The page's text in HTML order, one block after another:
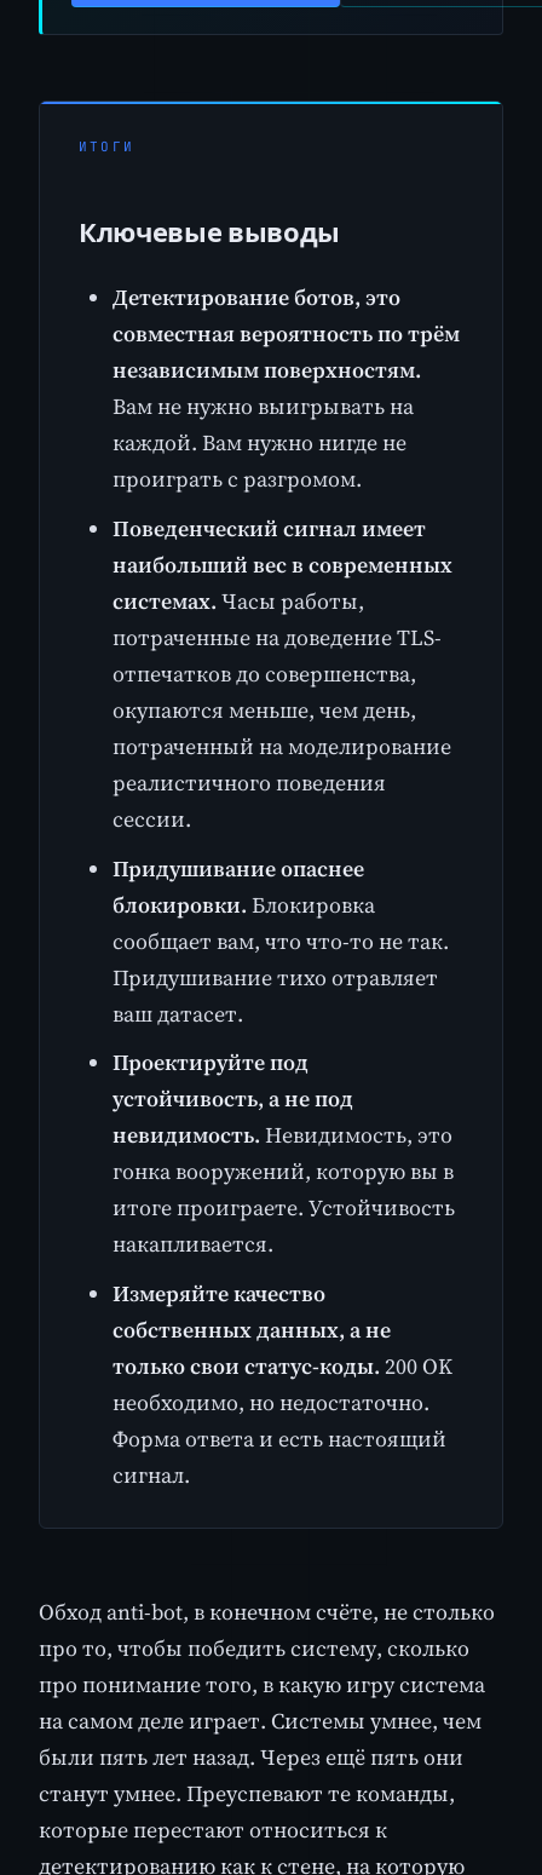
ИТОГИ
Ключевые выводы
Детектирование ботов, это
совместная вероятность по трём
независимым поверхностям.
Вам не нужно выигрывать на
каждой. Вам нужно нигде не
проиграть с разгромом.
Поведенческий сигнал имеет
наибольший вес в современных
системах. Часы работы,
потраченные на доведение TLS-
отпечатков до совершенства,
окупаются меньше, чем день,
потраченный на моделирование
реалистичного поведения
сессии.
Придушивание опаснее
блокировки. Блокировка
сообщает вам, что что-то не так.
Придушивание тихо отравляет
ваш датасет.
Проектируйте под
устойчивость, а не под
невидимость. Невидимость, это
гонка вооружений, которую вы в
итоге проиграете. Устойчивость
накапливается.
Измеряйте качество
собственных данных, а не
только свои статус-коды. 200 OK
необходимо, но недостаточно.
Форма ответа и есть настоящий
сигнал.
Обход anti-bot, в конечном счёте, не столько
про то, чтобы победить систему, сколько
про понимание того, в какую игру система
на самом деле играет. Системы умнее, чем
были пять лет назад. Через ещё пять они
станут умнее. Преуспевают те команды,
которые перестают относиться к
детектированию как к стене, на которую